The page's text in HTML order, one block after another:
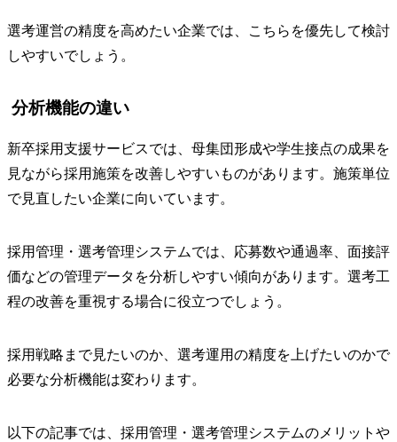
選考運営の精度を高めたい企業では、こちらを優先して検討
しやすいでしょう。
分析機能の違い
新卒採用支援サービスでは、母集団形成や学生接点の成果を
見ながら採用施策を改善しやすいものがあります。施策単位
で見直したい企業に向いています。
採用管理・選考管理システムでは、応募数や通過率、面接評
価などの管理データを分析しやすい傾向があります。選考工
程の改善を重視する場合に役立つでしょう。
採用戦略まで見たいのか、選考運用の精度を上げたいのかで
必要な分析機能は変わります。
以下の記事では、採用管理・選考管理システムのメリットや